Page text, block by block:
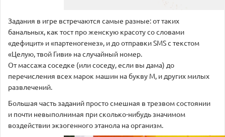
Задания в игре встречаются самые разные: от таких
банальных, как тост про женскую красоту со словами
«дефицит» и «партеногенез», и до отправки SMS с текстом
«Целую, твой Гиви» на случайный номер.
От массажа соседке (или соседу, если вы дама) до
перечисления всех марок машин на букву М, и других милых
развлечений.
Большая часть заданий просто смешная в трезвом состоянии
и почти невыполнимая при сколько-нибудь значимом
воздействии экзогенного этанола на организм.